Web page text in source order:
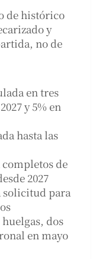
de histórico
y
no de
en tres
y 5% en
hasta las
de
2027
solicitud para
dos
en mayo